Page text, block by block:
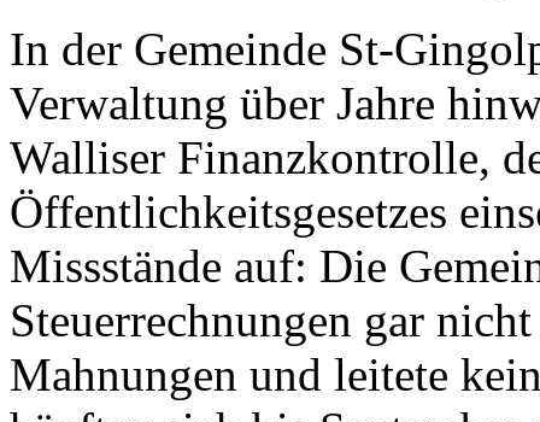
In der Gemeinde St-
Verwaltung über Jahre
Walliser Finanzkontrolle,
Öffentlichkeitsgesetzes
Missstände auf: Die
Steuerrechnungen gar
Mahnungen und leitete